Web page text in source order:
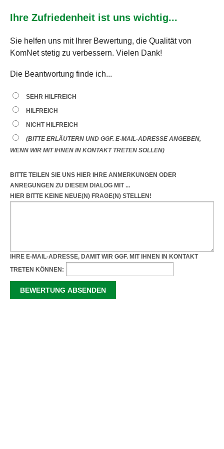
Ihre Zufriedenheit ist uns wichtig...
Sie helfen uns mit Ihrer Bewertung, die Qualität von
KomNet stetig zu verbessern. Vielen Dank!
Die Beantwortung finde ich...
SEHR HILFREICH
HILFREICH
NICHT HILFREICH
(BITTE ERLÄUTERN UND GGF. E-MAIL-ADRESSE ANGEBEN,
WENN WIR MIT IHNEN IN KONTAKT TRETEN SOLLEN)
BITTE TEILEN SIE UNS HIER IHRE ANMERKUNGEN ODER
ANREGUNGEN ZU DIESEM DIALOG MIT ...
HIER BITTE KEINE NEUE(N) FRAGE(N) STELLEN!
IHRE E-MAIL-ADRESSE, DAMIT WIR GGF. MIT IHNEN IN KONTAKT
TRETEN KÖNNEN: